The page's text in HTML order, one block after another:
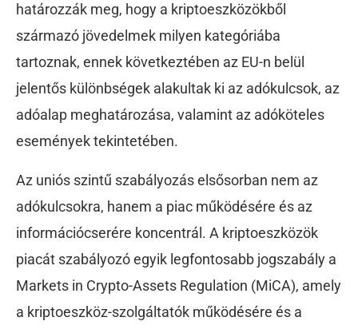
határozzák meg, hogy a kriptoeszközökből
származó jövedelmek milyen kategóriába
tartoznak, ennek következtében az EU-n belül
jelentős különbségek alakultak ki az adókulcsok, az
adóalap meghatározása, valamint az adóköteles
események tekintetében.
Az uniós szintű szabályozás elsősorban nem az
adókulcsokra, hanem a piac működésére és az
információcserére koncentrál. A kriptoeszközök
piacát szabályozó egyik legfontosabb jogszabály a
Markets in Crypto-Assets Regulation (MiCA), amely
a kriptoeszköz-szolgáltatók működésére és a